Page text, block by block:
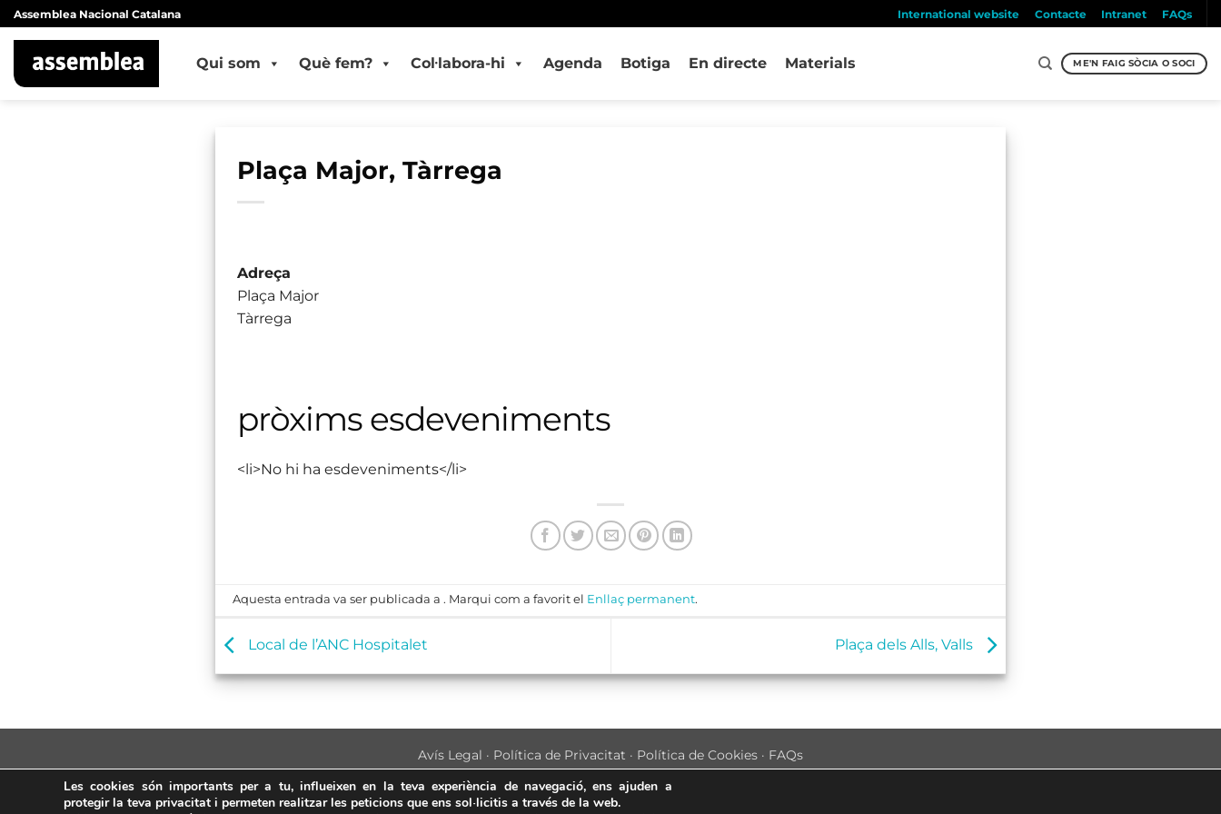
Skip
to
content
Assemblea Nacional Catalana International website Contacte Intranet FAQs
Qui som Què fem? Col·labora-hi Agenda Botiga En directe Materials ME'N FAIG SÒCIA O SOCI
Plaça Major, Tàrrega
Adreça
Plaça Major
Tàrrega
pròxims esdeveniments
<li>No hi ha esdeveniments</li>
Aquesta entrada va ser publicada a . Marqui com a favorit el Enllaç permanent.
Local de l’ANC Hospitalet Plaça dels Alls, Valls
Avís Legal · Política de Privacitat · Política de Cookies · FAQs
ASSEMBLEA NACIONAL CATALANA
Carrer de la Marina, 315, 08025 Barcelona · 93 347 17 14
Les cookies són importants per a tu, influeixen en la teva experiència de navegació, ens ajuden a
protegir la teva privacitat i permeten realitzar les peticions que ens sol·licitis a través de la web.